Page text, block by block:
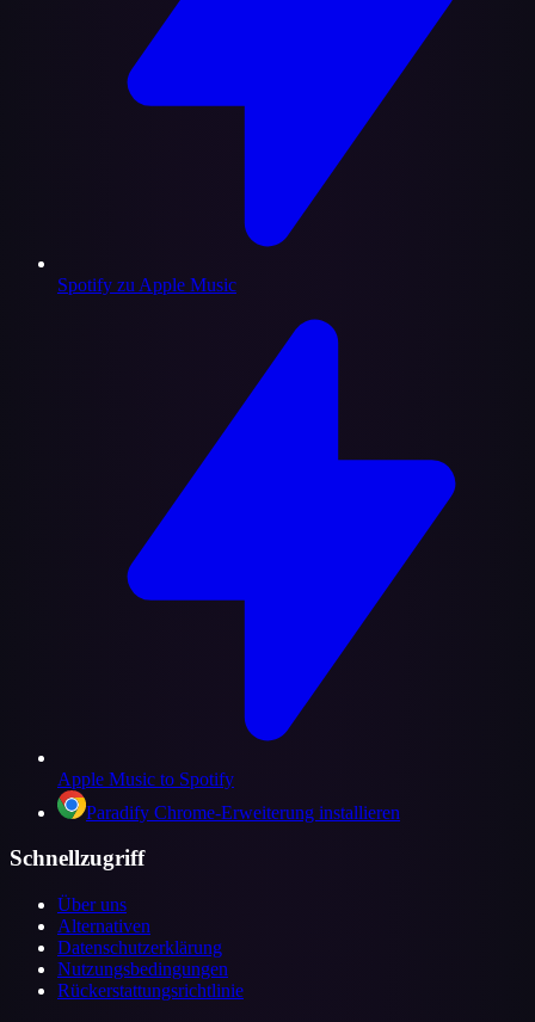
Spotify zu Apple Music
Apple Music to Spotify
Paradify Chrome-Erweiterung installieren
Schnellzugriff
Über uns
Alternativen
Datenschutzerklärung
Nutzungsbedingungen
Rückerstattungsrichtlinie